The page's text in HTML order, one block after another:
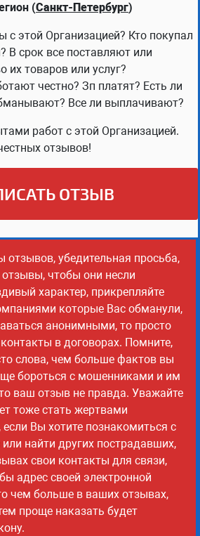
(Санкт-Петербург)
с этой Организацией? Кто покупал
В срок все поставляют или
их товаров или услуг?
честно? Зп платят? Есть ли
Все ли выплачивают?
работ с этой Организацией.
отзывов!
ОТЗЫВ
убедительная просьба,
чтобы они несли
характер, прикрепляйте
которые Вас обманули,
анонимными, то просто
в договорах. Помните,
слова, чем больше фактов вы
бороться с мошенниками и им
ваш отзыв не правда. Уважайте
тоже стать жертвами
Вы хотите познакомиться с
найти других пострадавших,
свои контакты для связи,
адрес своей электронной
чем больше в ваших отзывах,
проще наказать будет